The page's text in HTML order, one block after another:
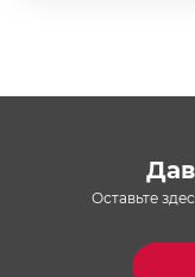
Оставьте